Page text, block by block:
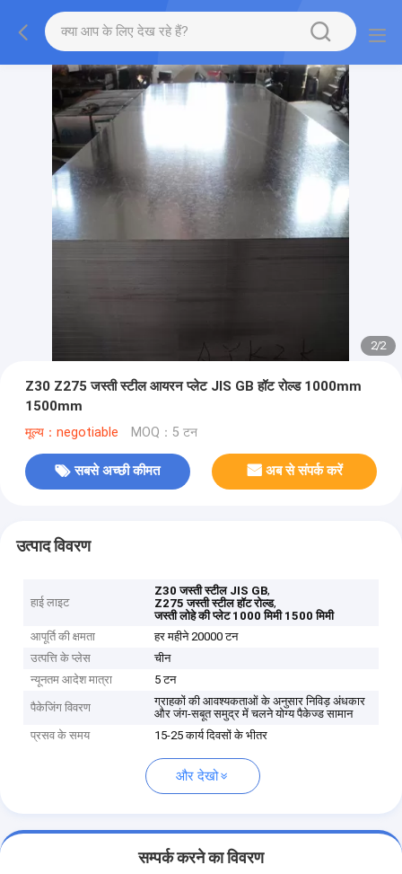
2/2
Z30 Z275 जस्ती स्टील आयरन प्लेट JIS GB हॉट रोल्ड 1000mm
1500mm
मूल्य：negotiable MOQ：5 टन
सबसे अच्छी कीमत अब से संपर्क करें
उत्पाद विवरण
हाई लाइट
Z30 जस्ती स्टील JIS GB,
Z275 जस्ती स्टील हॉट रोल्ड,
जस्ती लोहे की प्लेट 1000 मिमी 1500 मिमी
आपूर्ति की क्षमता
हर महीने 20000 टन
उत्पत्ति के प्लेस
चीन
न्यूनतम आदेश मात्रा
5 टन
पैकेजिंग विवरण
ग्राहकों की आवश्यकताओं के अनुसार निविड़ अंधकार
और जंग-सबूत समुद्र में चलने योग्य पैकेज्ड सामान
प्रसव के समय
15-25 कार्य दिवसों के भीतर
और देखो
सम्पर्क करने का विवरण